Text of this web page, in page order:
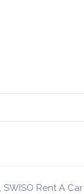
Rent A